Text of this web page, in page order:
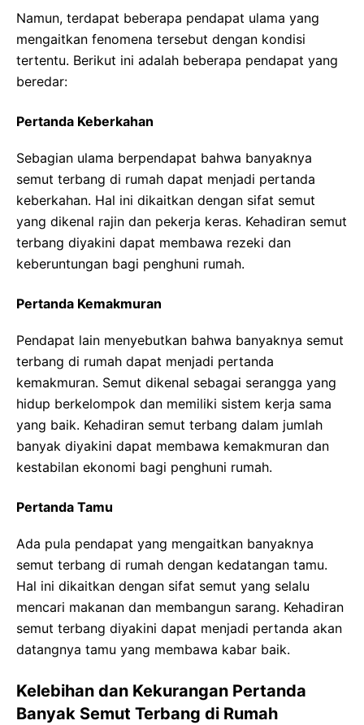
Namun, terdapat beberapa pendapat ulama yang
mengaitkan fenomena tersebut dengan kondisi
tertentu. Berikut ini adalah beberapa pendapat yang
beredar:
Pertanda Keberkahan
Sebagian ulama berpendapat bahwa banyaknya
semut terbang di rumah dapat menjadi pertanda
keberkahan. Hal ini dikaitkan dengan sifat semut
yang dikenal rajin dan pekerja keras. Kehadiran semut
terbang diyakini dapat membawa rezeki dan
keberuntungan bagi penghuni rumah.
Pertanda Kemakmuran
Pendapat lain menyebutkan bahwa banyaknya semut
terbang di rumah dapat menjadi pertanda
kemakmuran. Semut dikenal sebagai serangga yang
hidup berkelompok dan memiliki sistem kerja sama
yang baik. Kehadiran semut terbang dalam jumlah
banyak diyakini dapat membawa kemakmuran dan
kestabilan ekonomi bagi penghuni rumah.
Pertanda Tamu
Ada pula pendapat yang mengaitkan banyaknya
semut terbang di rumah dengan kedatangan tamu.
Hal ini dikaitkan dengan sifat semut yang selalu
mencari makanan dan membangun sarang. Kehadiran
semut terbang diyakini dapat menjadi pertanda akan
datangnya tamu yang membawa kabar baik.
Kelebihan dan Kekurangan Pertanda
Banyak Semut Terbang di Rumah